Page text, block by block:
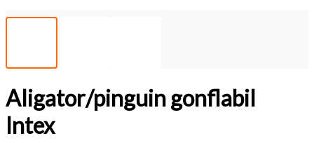
Aligator/pinguin gonflabil
Intex